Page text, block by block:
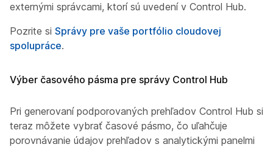
externými správcami, ktorí sú uvedení v Control Hub.
Pozrite si Správy pre vaše portfólio cloudovej
spolupráce.
Výber časového pásma pre správy Control Hub
Pri generovaní podporovaných prehľadov Control Hub si
teraz môžete vybrať časové pásmo, čo uľahčuje
porovnávanie údajov prehľadov s analytickými panelmi